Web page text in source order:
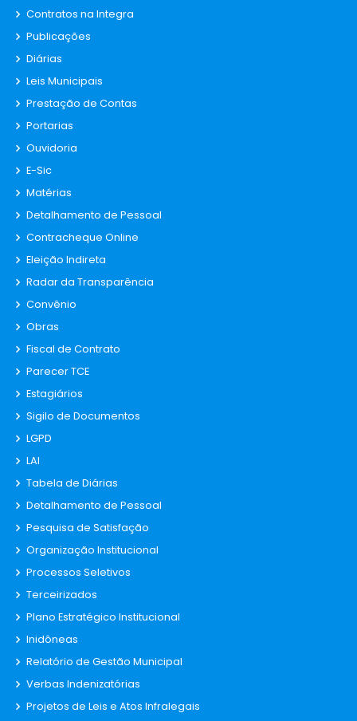
Contratos na Integra
Publicações
Diárias
Leis Municipais
Prestação de Contas
Portarias
Ouvidoria
E-Sic
Matérias
Detalhamento de Pessoal
Contracheque Online
Eleição Indireta
Radar da Transparência
Convênio
Obras
Fiscal de Contrato
Parecer TCE
Estagiários
Sigilo de Documentos
LGPD
LAI
Tabela de Diárias
Detalhamento de Pessoal
Pesquisa de Satisfação
Organização Institucional
Processos Seletivos
Terceirizados
Plano Estratégico Institucional
Inidôneas
Relatório de Gestão Municipal
Verbas Indenizatórias
Projetos de Leis e Atos Infralegais